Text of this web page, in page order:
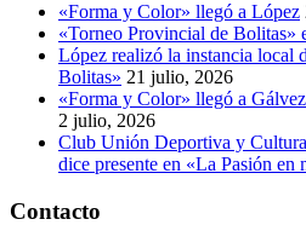
«Forma y Color» llegó a López
«Torneo Provincial de Bolitas»
López realizó la instancia local
Bolitas» 21 julio, 2026
«Forma y Color» llegó a
2 julio, 2026
Club Unión Deportiva y
dice presente en «La Pasión en
Contacto